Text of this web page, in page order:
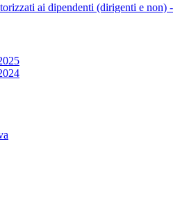
ai dipendenti (dirigenti e non) -